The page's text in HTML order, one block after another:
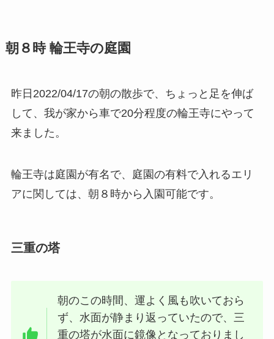
朝８時 輪王寺の庭園
昨日2022/04/17の朝の散歩で、ちょっと足を伸ば
して、我が家から車で20分程度の輪王寺にやって
来ました。
輪王寺は庭園が有名で、庭園の有料で入れるエリ
アに関しては、朝８時から入園可能です。
三重の塔
朝のこの時間、運よく風も吹いておら
ず、水面が静まり返っていたので、三
重の塔が水面に鏡像となっておりまし